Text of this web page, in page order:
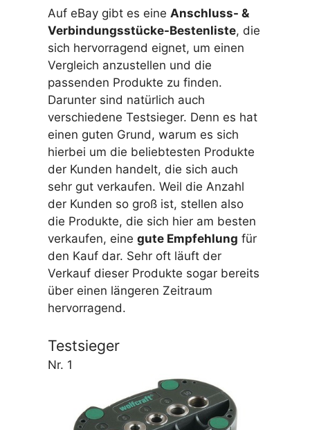
Auf eBay gibt es eine Anschluss- &
Verbindungsstücke-Bestenliste, die
sich hervorragend eignet, um einen
Vergleich anzustellen und die
passenden Produkte zu finden.
Darunter sind natürlich auch
verschiedene Testsieger. Denn es hat
einen guten Grund, warum es sich
hierbei um die beliebtesten Produkte
der Kunden handelt, die sich auch
sehr gut verkaufen. Weil die Anzahl
der Kunden so groß ist, stellen also
die Produkte, die sich hier am besten
verkaufen, eine gute Empfehlung für
den Kauf dar. Sehr oft läuft der
Verkauf dieser Produkte sogar bereits
über einen längeren Zeitraum
hervorragend.
Testsieger
Nr. 1